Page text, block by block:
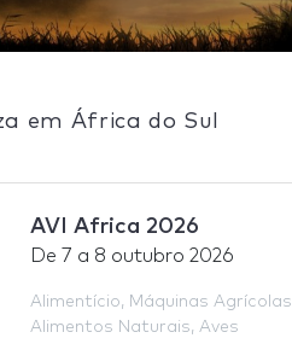
em África do Sul
AVI Africa 2026
De 7 a 8 outubro 2026
Alimentício, Máquinas Agrícolas
Alimentos Naturais, Aves